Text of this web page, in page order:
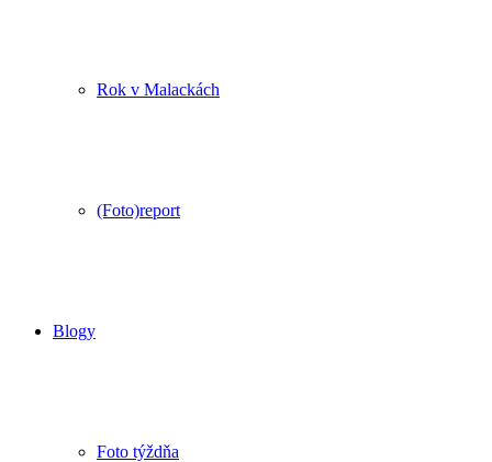
Rok v Malackách
(Foto)report
Blogy
Foto týždňa